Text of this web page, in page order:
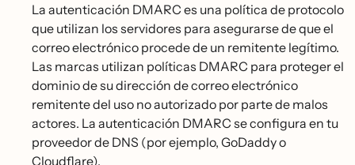
La autenticación DMARC es una política de protocolo
que utilizan los servidores para asegurarse de que el
correo electrónico procede de un remitente legítimo.
Las marcas utilizan políticas DMARC para proteger el
dominio de su dirección de correo electrónico
remitente del uso no autorizado por parte de malos
actores. La autenticación DMARC se configura en tu
proveedor de DNS (por ejemplo, GoDaddy o
Cloudflare).